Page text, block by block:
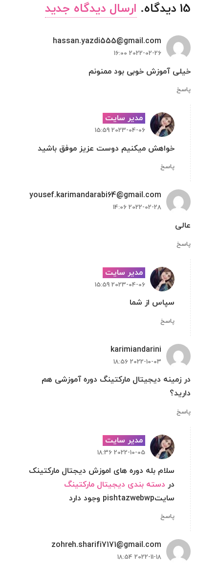
15 دیدگاه. ارسال دیدگاه جدید
hassan.yazdi555@gmail.com
2022-02-26 16:00
خیلی آموزش خوبی بود ممنونم
پاسخ
مدیر سایت
2023-04-06 15:59
خواهش میکنیم دوست عزیز موفق باشید
پاسخ
yousef.karimandarabi64@gmail.com
2022-02-28 14:06
عالی
پاسخ
مدیر سایت
2023-04-06 15:59
سپاس از شما
پاسخ
karimiandarini
2022-10-03 18:56
در زمینه دیجیتال مارکتینگ دوره آموزشی هم
دارید؟
پاسخ
مدیر سایت
2022-10-05 18:36
سلام بله دوره های اموزش دیجتال مارکتینک
در دسته بندی دیجیتال مارکتینگ
سایتpishtazwebwp وجود دارد
پاسخ
zohreh.sharifi7171@gmail.com
2022-11-18 18:54